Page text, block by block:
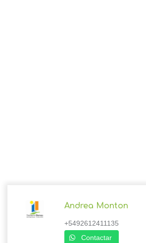
Andrea Monton
+5492612411135
Contactar